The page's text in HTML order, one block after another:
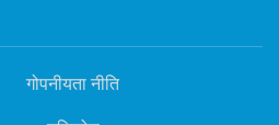
गोपनीयता नीति